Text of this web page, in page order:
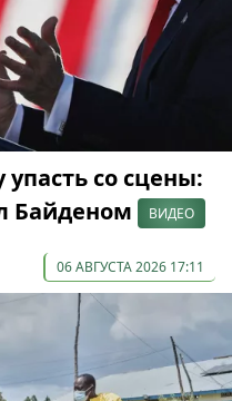
со сцены:
Байденом
ВИДЕО
06 АВГУСТА 2026 17:11